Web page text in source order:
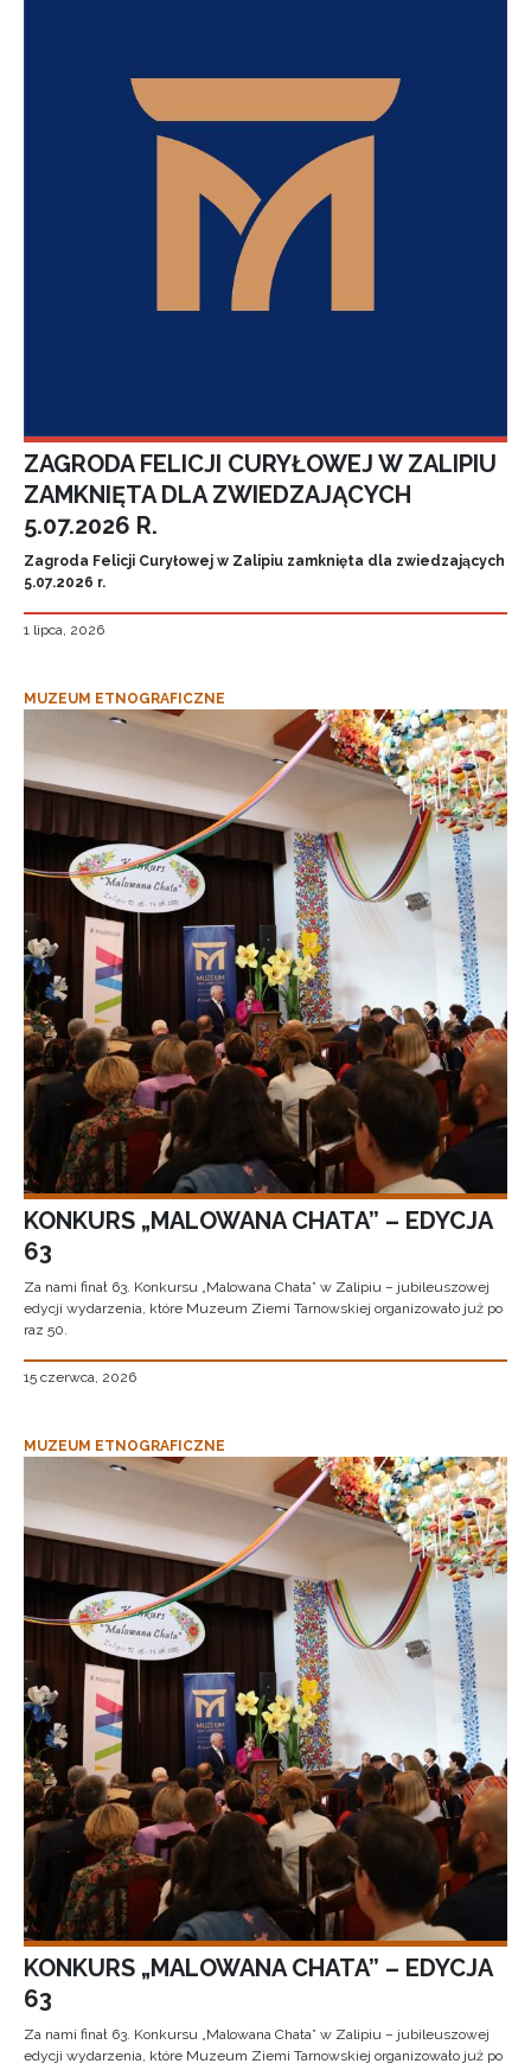
ZAGRODA FELICJI CURYŁOWEJ W ZALIPIU
ZAMKNIĘTA DLA ZWIEDZAJĄCYCH
5.07.2026 R.
Zagroda Felicji Curyłowej w Zalipiu zamknięta dla zwiedzających
5.07.2026 r.
1 lipca, 2026
MUZEUM ETNOGRAFICZNE
KONKURS „MALOWANA CHATA” – EDYCJA
63
Za nami finał 63. Konkursu „Malowana Chata” w Zalipiu – jubileuszowej
edycji wydarzenia, które Muzeum Ziemi Tarnowskiej organizowało już po
raz 50.
15 czerwca, 2026
MUZEUM ETNOGRAFICZNE
KONKURS „MALOWANA CHATA” – EDYCJA
63
Za nami finał 63. Konkursu „Malowana Chata” w Zalipiu – jubileuszowej
edycji wydarzenia, które Muzeum Ziemi Tarnowskiej organizowało już po